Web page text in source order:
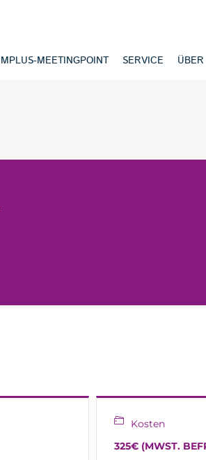
MPLUS-MEETINGPOINT SERVICE
Kosten
325€ (MWST.